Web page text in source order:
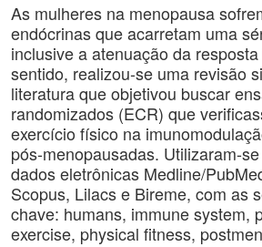
As mulheres na menopausa
endócrinas que acarretam uma
inclusive a atenuação da
sentido, realizou-se uma revisão
literatura que objetivou buscar
randomizados (ECR) que
exercício físico na
pós-menopausadas. Utilizaram-
dados eletrônicas Medline/
Scopus, Lilacs e Bireme, com as
chave: humans, immune system,
exercise, physical fitness,